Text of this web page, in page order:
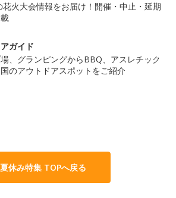
花火大会情報をお届け！開催・中止・延期
ガイド
、グランピングからBBQ、アスレチック
のアウトドアスポットをご紹介
夏休み特集 TOPへ戻る